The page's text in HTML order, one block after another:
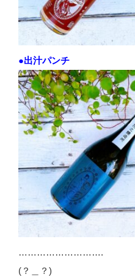
●出汁パンチ
……………………….
(？＿？)